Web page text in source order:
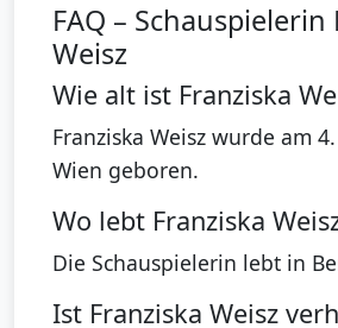
FAQ – Schauspielerin
Weisz
Wie alt ist Franziska
Franziska Weisz wurde am
Wien geboren.
Wo lebt Franziska
Die Schauspielerin lebt in
Ist Franziska Weisz